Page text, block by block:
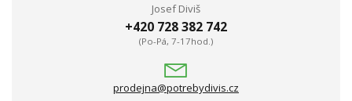
Josef Diviš
+420 728 382 742
(Po-Pá, 7-17hod.)
prodejna@potrebydivis.cz